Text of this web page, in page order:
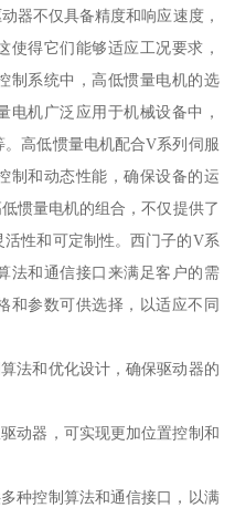
器不仅具备精度和响应速度，
使得它们能够适应工况要求，
制系统中，高低惯量电机的选
电机广泛应用于机械设备中，
高低惯量电机配合V系列伺服
制和动态性能，确保设备的运
惯量电机的组合，不仅提供了
性和可定制性。西门子的V系
法和通信接口来满足客户的需
和参数可供选择，以适应不同
法和优化设计，确保驱动器的
动器，可实现更加位置控制和
种控制算法和通信接口，以满